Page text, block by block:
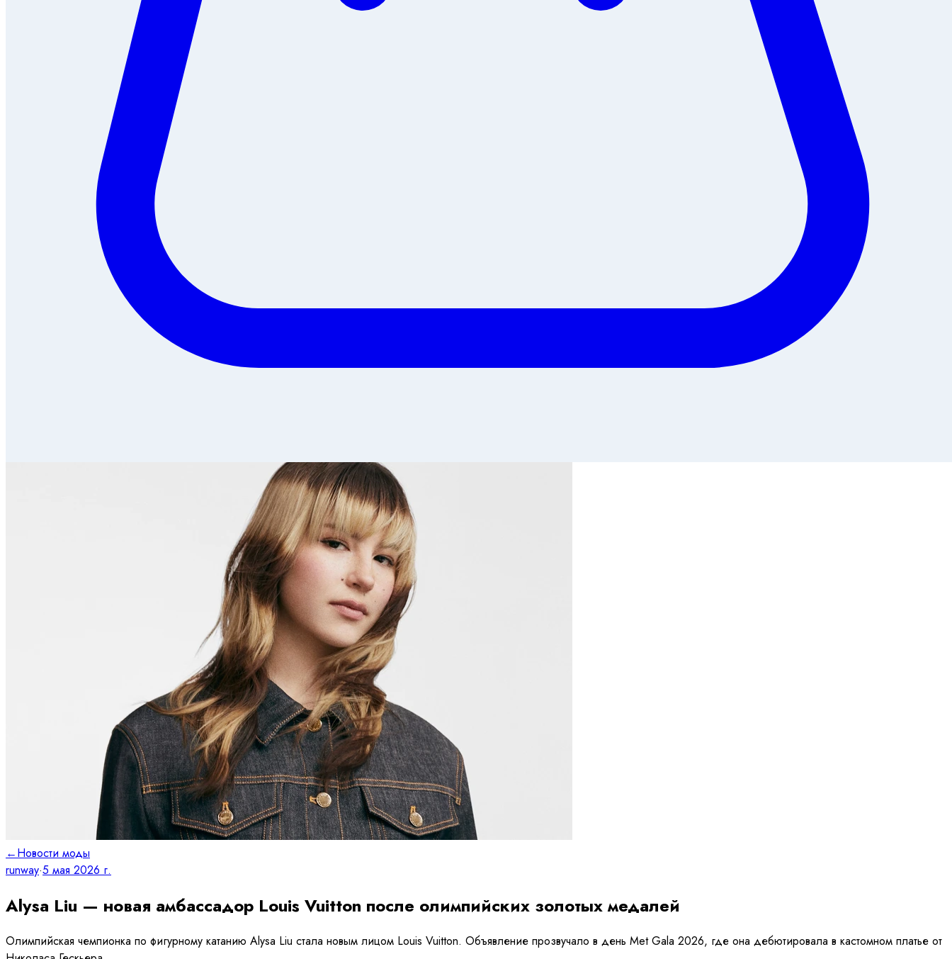
←Новости моды
runway·5 мая 2026 г.
Alysa Liu — новая амбассадор Louis Vuitton после олимпийских золотых медалей
Олимпийская чемпионка по фигурному катанию Alysa Liu стала новым лицом Louis Vuitton. Объявление прозвучало в день Met Gala 2026, где она дебютировала в кастомном платье от